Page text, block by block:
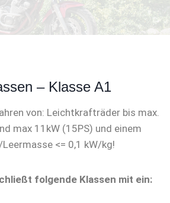
– Klasse A1
von: Leichtkrafträder bis max.
max 11kW (15PS) und einem
<= 0,1 kW/kg!
folgende Klassen mit ein: